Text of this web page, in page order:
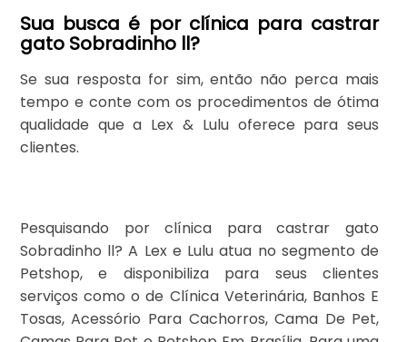
Sua busca é por clínica para castrar
gato Sobradinho ll?
Se sua resposta for sim, então não perca mais
tempo e conte com os procedimentos de ótima
qualidade que a Lex & Lulu oferece para seus
clientes.
Pesquisando por clínica para castrar gato
Sobradinho ll? A Lex e Lulu atua no segmento de
Petshop, e disponibiliza para seus clientes
serviços como o de Clínica Veterinária, Banhos E
Tosas, Acessório Para Cachorros, Cama De Pet,